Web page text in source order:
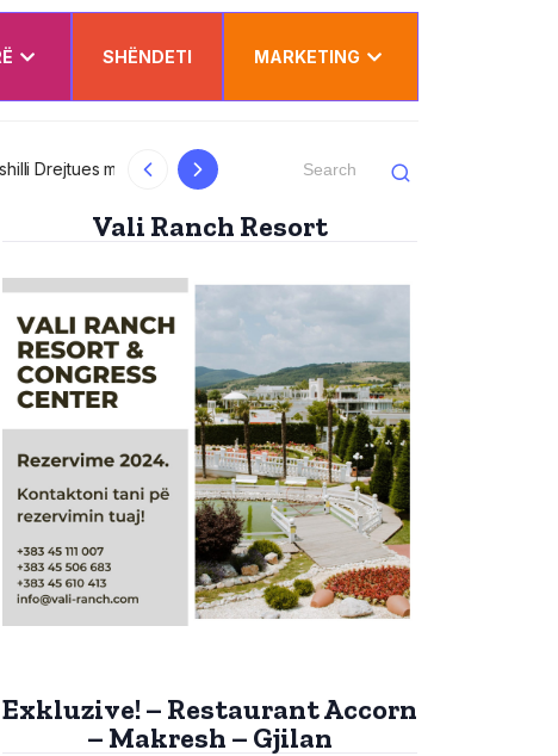
SHËNDETI MARKETING
Kurti uron Dua Lipën për “Sunny Hill”:
Vali Ranch Resort
Exkluzive! – Restaurant Accorn
– Makresh – Gjilan